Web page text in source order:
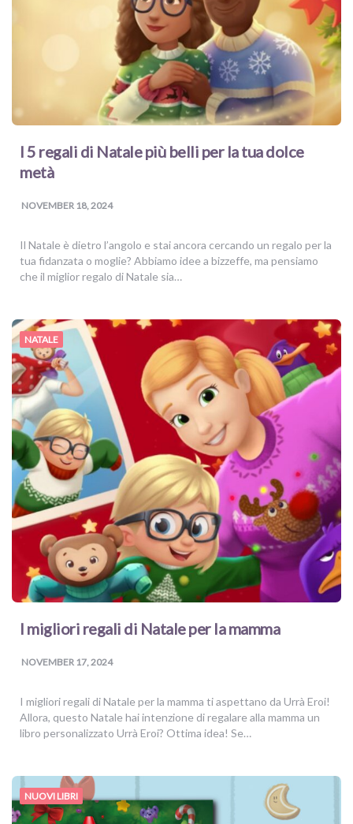
I 5 regali di Natale più belli per la tua dolce
metà
NOVEMBER 18, 2024
Il Natale è dietro l’angolo e stai ancora cercando un regalo per la
tua fidanzata o moglie? Abbiamo idee a bizzeffe, ma pensiamo
che il miglior regalo di Natale sia…
NATALE
I migliori regali di Natale per la mamma
NOVEMBER 17, 2024
I migliori regali di Natale per la mamma ti aspettano da Urrà Eroi!
Allora, questo Natale hai intenzione di regalare alla mamma un
libro personalizzato Urrà Eroi? Ottima idea! Se…
NUOVI LIBRI